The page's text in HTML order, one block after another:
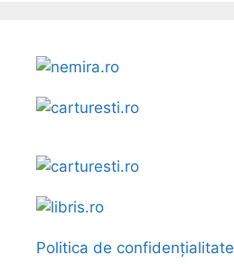
Politica de confidențialitate